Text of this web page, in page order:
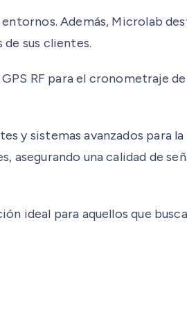
Además, Microlab
sus clientes.
RF para el cronometraje
y sistemas avanzados para
asegurando una calidad de
ideal para aquellos que